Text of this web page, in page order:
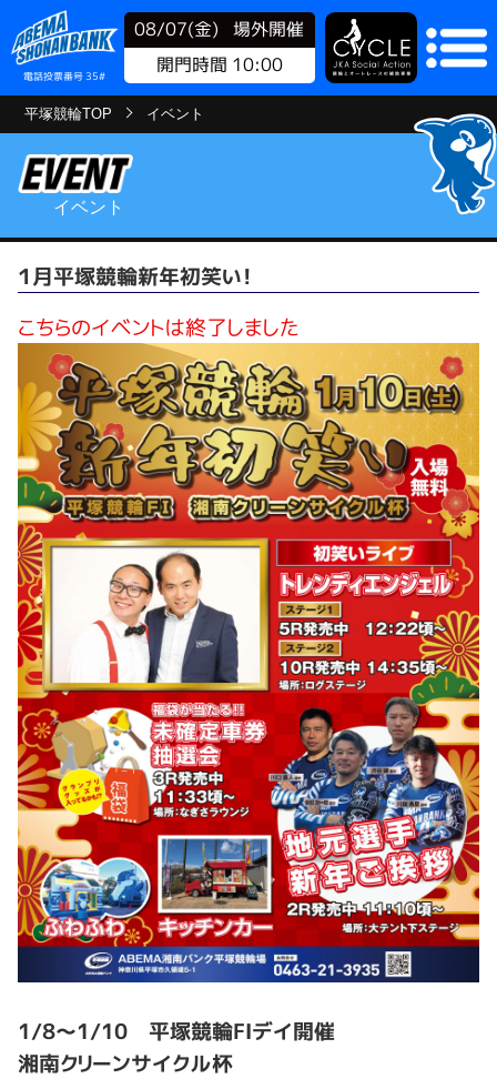
電話投票番号 35#
08/07(金)
場外開催
開門時間 10:00
平塚競輪TOP イベント
イベント
１月平塚競輪新年初笑い！
こちらのイベントは終了しました
1/8～1/10 平塚競輪FⅠデイ開催
湘南クリーンサイクル杯